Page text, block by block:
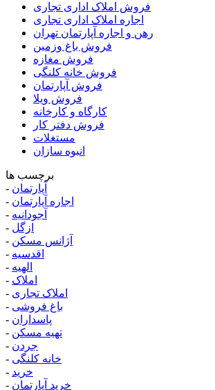
فروش املاک اداری تجاری
اجاره املاک اداری تجاری
رهن و اجاره آپارتمان تهران
فروش باغ وزمین
فروش مغازه
فروش خانه کلنگی
فروش آپارتمان
فروش ویلا
کارگاه و کارخانه
فروش دفتر کار
مستغلات
انبوه سازان
برچسب ها
- آپارتمان
- اجاره آپارتمان
- آجودانیه
- ازگل
- آژانس مسکن
- اقدسیه
- الهیه
- املاک
- املاک تجاری
- باغ فروشی
- پاسداران
- تهیه مسکن
- جردن
- خانه کلنگی
- خرید
- خرید آپارتمان